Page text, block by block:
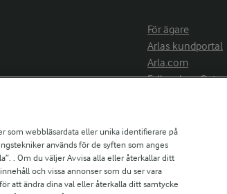
För ägare
Arlas kundportal
Arla.com
Falbygdens Ost
som webbläsardata eller unika identifierare på
används för de syften som anges
. Om du väljer Avvisa alla eller återkallar ditt
och vissa annonser som du ser vara
att ändra dina val eller återkalla ditt samtycke